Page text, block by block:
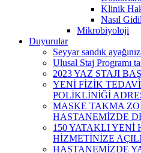
Klinik
Nasıl
Mikrobiyoloji
Duyurular
Seyyar sandık
Ulusal Staj Programı
2023 YAZ STAJI
YENİ FİZİK
POLİKLİNİĞİ
MASKE TAKMA
HASTANEMİZDE
150 YATAKLI YENİ
HİZMETİNİZE
HASTANEMİZDE